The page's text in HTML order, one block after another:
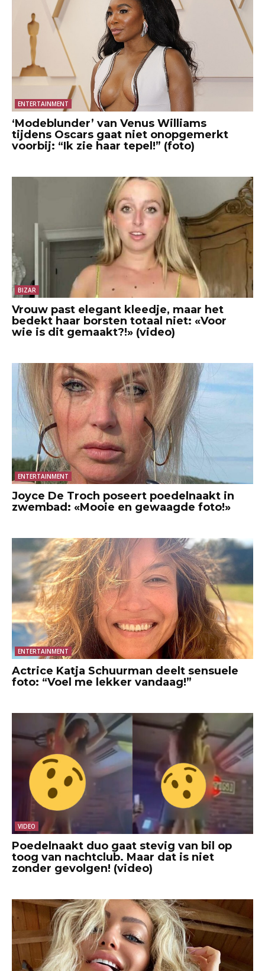
ENTERTAINMENT
‘Modeblunder’ van Venus Williams
tijdens Oscars gaat niet onopgemerkt
voorbij: “Ik zie haar tepel!” (foto)
BIZAR
Vrouw past elegant kleedje, maar het
bedekt haar borsten totaal niet: «Voor
wie is dit gemaakt?!» (video)
ENTERTAINMENT
Joyce De Troch poseert poedelnaakt in
zwembad: «Mooie en gewaagde foto!»
ENTERTAINMENT
Actrice Katja Schuurman deelt sensuele
foto: “Voel me lekker vandaag!”
VIDEO
Poedelnaakt duo gaat stevig van bil op
toog van nachtclub. Maar dat is niet
zonder gevolgen! (video)